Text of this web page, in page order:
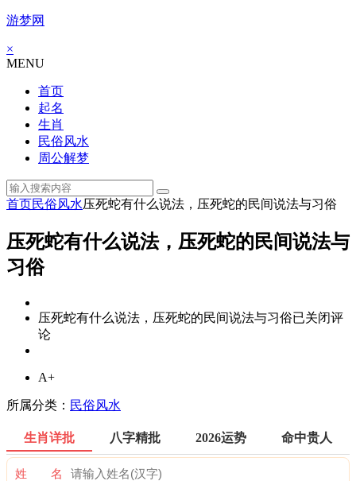
游梦网
×
MENU
首页
起名
生肖
民俗风水
周公解梦
首页民俗风水压死蛇有什么说法，压死蛇的民间说法与习俗
压死蛇有什么说法，压死蛇的民间说法与
习俗
压死蛇有什么说法，压死蛇的民间说法与习俗已关闭评
论
A+
所属分类： 民俗风水
生肖详批 八字精批 2026运势 命中贵人
姓 名